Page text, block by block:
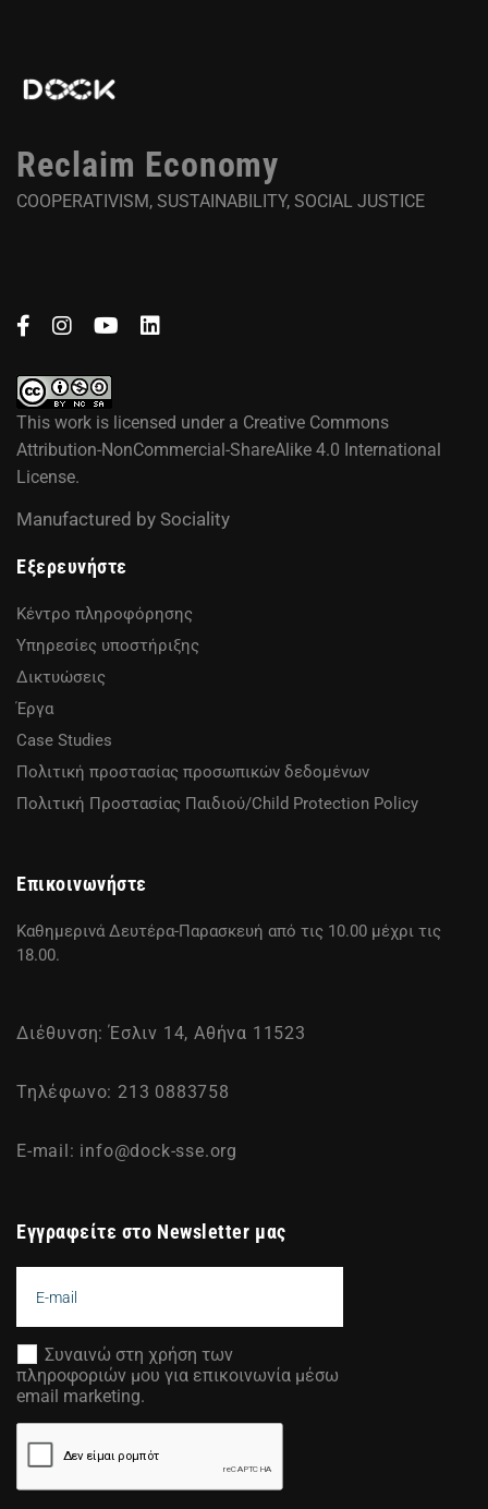
Reclaim Economy
COOPERATIVISM, SUSTAINABILITY, SOCIAL JUSTICE
This work is licensed under a Creative Commons
Attribution-NonCommercial-ShareAlike 4.0 International
License.
Manufactured by Sociality
Εξερευνήστε
Κέντρο πληροφόρησης
Υπηρεσίες υποστήριξης
Δικτυώσεις
Έργα
Case Studies
Πολιτική προστασίας προσωπικών δεδομένων
Πολιτική Προστασίας Παιδιού/Child Protection Policy
Επικοινωνήστε
Καθημερινά Δευτέρα-Παρασκευή από τις 10.00 μέχρι τις
18.00.
Διέθυνση: Έσλιν 14, Αθήνα 11523
Τηλέφωνο: 213 0883758
E-mail: info@dock-sse.org
Εγγραφείτε στο Newsletter μας
Συναινώ στη χρήση των
πληροφοριών μου για επικοινωνία μέσω
email marketing.